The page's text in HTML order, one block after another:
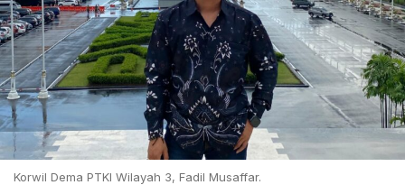
Korwil Dema PTKI Wilayah 3, Fadil Musaffar.